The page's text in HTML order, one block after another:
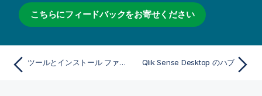
こちらにフィードバックをお寄せください
ツールとインストール ファイルのダウンロード Qlik Sense Desktop のハブ